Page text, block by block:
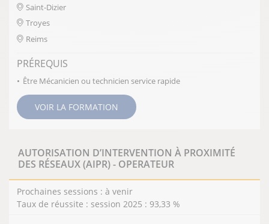
Saint-Dizier
Troyes
Reims
PRÉREQUIS
Être Mécanicien ou technicien service rapide
VOIR LA FORMATION
AUTORISATION D’INTERVENTION À PROXIMITÉ
DES RÉSEAUX (AIPR) - OPERATEUR
Prochaines sessions : à venir
Taux de réussite : session 2025 : 93,33 %